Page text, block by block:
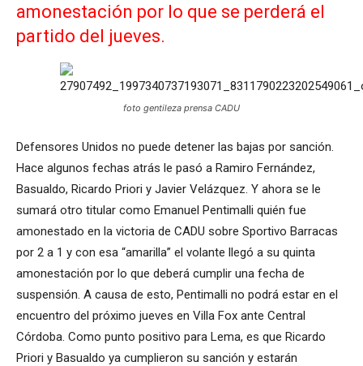
amonestación por lo que se perderá el
partido del jueves.
foto gentileza prensa CADU
Defensores Unidos no puede detener las bajas por sanción.
Hace algunos fechas atrás le pasó a Ramiro Fernández,
Basualdo, Ricardo Priori y Javier Velázquez. Y ahora se le
sumará otro titular como Emanuel Pentimalli quién fue
amonestado en la victoria de CADU sobre Sportivo Barracas
por 2 a 1 y con esa “amarilla” el volante llegó a su quinta
amonestación por lo que deberá cumplir una fecha de
suspensión. A causa de esto, Pentimalli no podrá estar en el
encuentro del próximo jueves en Villa Fox ante Central
Córdoba. Como punto positivo para Lema, es que Ricardo
Priori y Basualdo ya cumplieron su sanción y estarán